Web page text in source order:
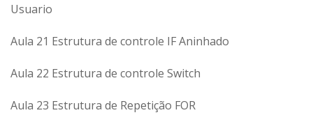
Usuario
Aula 21 Estrutura de controle IF Aninhado
Aula 22 Estrutura de controle Switch
Aula 23 Estrutura de Repetição FOR